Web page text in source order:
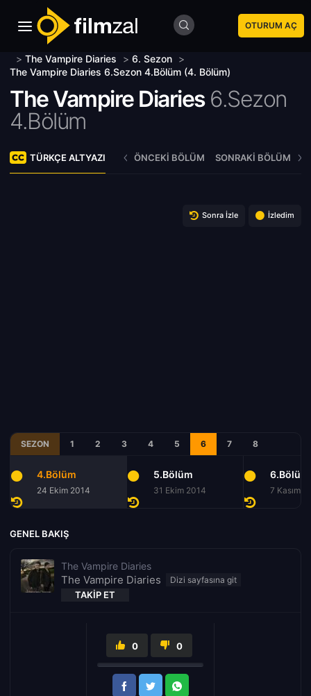
OTURUM AÇ
> The Vampire Diaries > 6. Sezon >
The Vampire Diaries 6.Sezon 4.Bölüm (4. Bölüm)
The Vampire Diaries 6.Sezon
4.Bölüm
TÜRKÇE ALTYAZI ÖNCEKI BÖLÜM SONRAKI BÖLÜM
Sonra İzle İzledim
SEZON 1 2 3 4 5 6 7 8
4.Bölüm
24 Ekim 2014
5.Bölüm
31 Ekim 2014
6.Bölüm
7 Kasım
GENEL BAKIŞ
The Vampire Diaries
The Vampire Diaries
TAKIP ET
0 0